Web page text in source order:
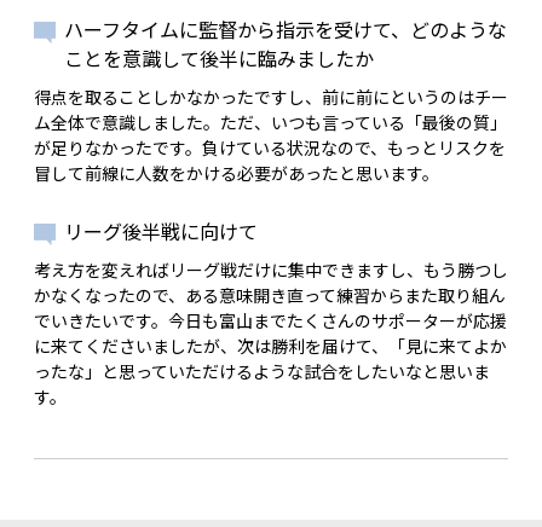
ハーフタイムに監督から指示を受けて、どのような
ことを意識して後半に臨みましたか
得点を取ることしかなかったですし、前に前にというのはチー
ム全体で意識しました。ただ、いつも言っている「最後の質」
が足りなかったです。負けている状況なので、もっとリスクを
冒して前線に人数をかける必要があったと思います。
リーグ後半戦に向けて
考え方を変えればリーグ戦だけに集中できますし、もう勝つし
かなくなったので、ある意味開き直って練習からまた取り組ん
でいきたいです。今日も富山までたくさんのサポーターが応援
に来てくださいましたが、次は勝利を届けて、「見に来てよか
ったな」と思っていただけるような試合をしたいなと思いま
す。